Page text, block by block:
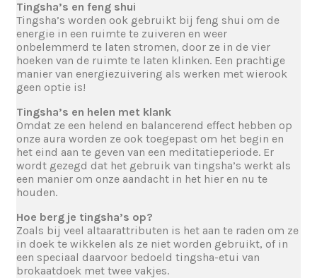
Tingsha’s en feng shui
Tingsha’s worden ook gebruikt bij feng shui om de
energie in een ruimte te zuiveren en weer
onbelemmerd te laten stromen, door ze in de vier
hoeken van de ruimte te laten klinken. Een prachtige
manier van energiezuivering als werken met wierook
geen optie is!
Tingsha’s en helen met klank
Omdat ze een helend en balancerend effect hebben op
onze aura worden ze ook toegepast om het begin en
het eind aan te geven van een meditatieperiode. Er
wordt gezegd dat het gebruik van tingsha’s werkt als
een manier om onze aandacht in het hier en nu te
houden.
Hoe berg je tingsha’s op?
Zoals bij veel altaarattributen is het aan te raden om ze
in doek te wikkelen als ze niet worden gebruikt, of in
een speciaal daarvoor bedoeld tingsha-etui van
brokaatdoek met twee vakjes.